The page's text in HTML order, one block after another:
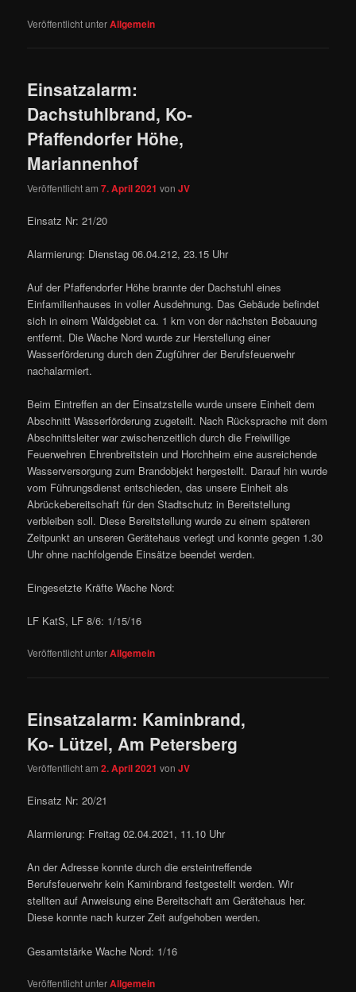
Veröffentlicht unterAllgemein
Einsatzalarm:
Dachstuhlbrand, Ko-
Pfaffendorfer Höhe,
Mariannenhof
Veröffentlicht am7. April 2021 vonJV
Einsatz Nr: 21/20
Alarmierung: Dienstag 06.04.212, 23.15 Uhr
Auf der Pfaffendorfer Höhe brannte der Dachstuhl eines
Einfamilienhauses in voller Ausdehnung. Das Gebäude befindet
sich in einem Waldgebiet ca. 1 km von der nächsten Bebauung
entfernt. Die Wache Nord wurde zur Herstellung einer
Wasserförderung durch den Zugführer der Berufsfeuerwehr
nachalarmiert.
Beim Eintreffen an der Einsatzstelle wurde unsere Einheit dem
Abschnitt Wasserförderung zugeteilt. Nach Rücksprache mit dem
Abschnittsleiter war zwischenzeitlich durch die Freiwillige
Feuerwehren Ehrenbreitstein und Horchheim eine ausreichende
Wasserversorgung zum Brandobjekt hergestellt. Darauf hin wurde
vom Führungsdienst entschieden, das unsere Einheit als
Abrückebereitschaft für den Stadtschutz in Bereitstellung
verbleiben soll. Diese Bereitstellung wurde zu einem späteren
Zeitpunkt an unseren Gerätehaus verlegt und konnte gegen 1.30
Uhr ohne nachfolgende Einsätze beendet werden.
Eingesetzte Kräfte Wache Nord:
LF KatS, LF 8/6: 1/15/16
Veröffentlicht unterAllgemein
Einsatzalarm: Kaminbrand,
Ko- Lützel, Am Petersberg
Veröffentlicht am2. April 2021 vonJV
Einsatz Nr: 20/21
Alarmierung: Freitag 02.04.2021, 11.10 Uhr
An der Adresse konnte durch die ersteintreffende
Berufsfeuerwehr kein Kaminbrand festgestellt werden. Wir
stellten auf Anweisung eine Bereitschaft am Gerätehaus her.
Diese konnte nach kurzer Zeit aufgehoben werden.
Gesamtstärke Wache Nord: 1/16
Veröffentlicht unterAllgemein